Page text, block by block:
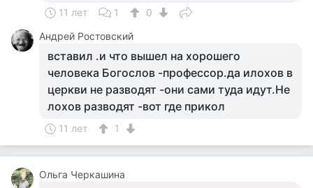
11 лет 1
0
Андрей Ростовский
вставил .и что вышел на хорошего
человека Богослов -профессор.да илохов в
церкви не разводят -они сами туда идут.Не
лохов разводят -вот где прикол
11 лет 1
Ольга Черкашина